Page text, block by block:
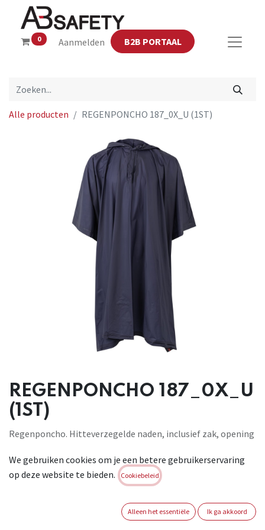
0 Aanmelden B2B PORTAAL
Alle producten REGENPONCHO 187_0X_U (1ST)
REGENPONCHO 187_0X_U
(1ST)
Regenponcho. Hitteverzegelde naden, inclusief zak, opening
Materiaal: 100% PVC, 180 G/M2
Brand:
Login of registreer om verder te
We gebruiken cookies om je een betere gebruikerservaring
op deze website te bieden.
Cookiebeleid
Alleen het essentiële Ik ga akkoord